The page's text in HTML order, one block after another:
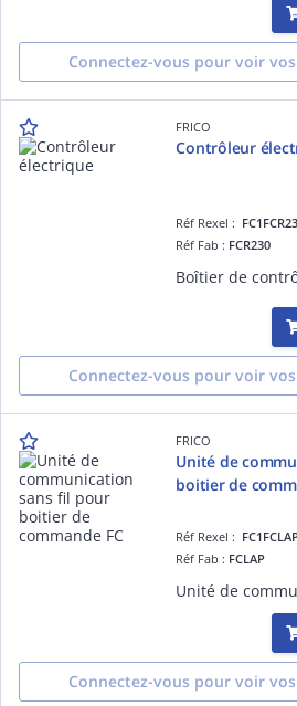
Connectez-vous pour voir
FRICO
Contrôleur
Réf Rexel :
Réf Fab : FCR230
Connectez-vous pour voir
FRICO
Unité de
boitier de
Réf Rexel :
Réf Fab : FCLAP
Connectez-vous pour voir